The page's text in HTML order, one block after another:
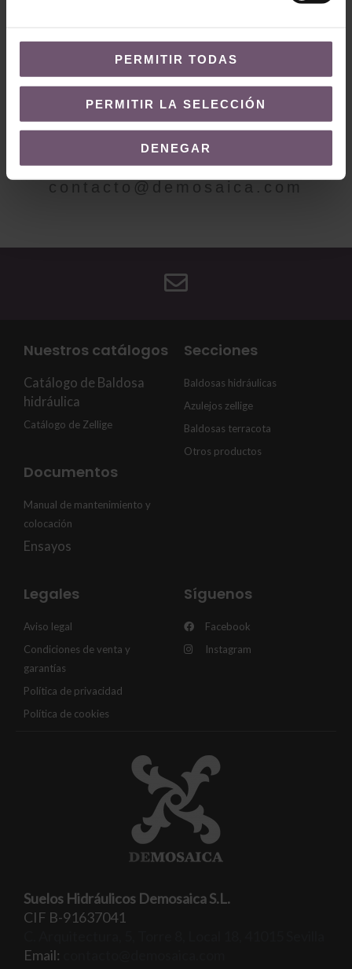
PERMITIR TODAS
PERMITIR LA SELECCIÓN
DENEGAR
¿QUIERES MÁS INFORMACIÓN?
Contacto
Envíanos un correo a
contacto@demosaica.com
Nuestros catálogos
Catálogo de Baldosa
hidráulica
Catálogo de Zellige
Documentos
Manual de mantenimiento y
colocación
Ensayos
Secciones
Baldosas hidráulicas
Azulejos zellige
Baldosas terracota
Otros productos
Legales
Aviso legal
Condiciones de venta y
garantías
Política de privacidad
Política de cookies
Síguenos
Facebook
Instagram
Suelos Hidráulicos Demosaica S.L.
CIF B-91637041
Email: